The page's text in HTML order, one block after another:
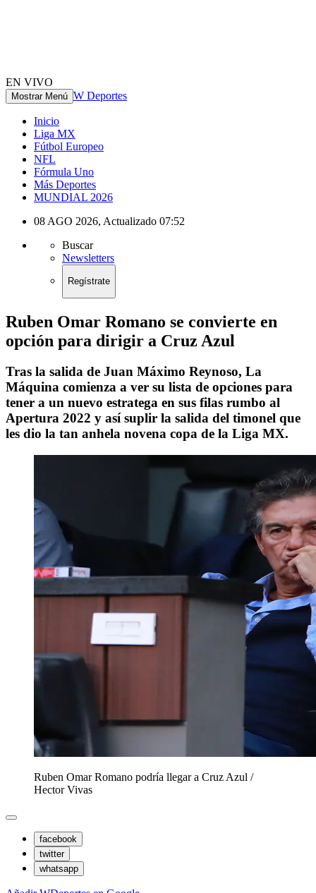
EN VIVO
Mostrar Menú W Deportes
Inicio
Liga MX
Fútbol Europeo
NFL
Fórmula Uno
Más Deportes
MUNDIAL 2026
08 AGO 2026, Actualizado 07:52
Buscar
Newsletters
Regístrate
Ruben Omar Romano se convierte en
opción para dirigir a Cruz Azul
Tras la salida de Juan Máximo Reynoso, La
Máquina comienza a ver su lista de opciones para
tener a un nuevo estratega en sus filas rumbo al
Apertura 2022 y así suplir la salida del timonel que
les dio la tan anhela novena copa de la Liga MX.
Ruben Omar Romano podría llegar a Cruz Azul /
Hector Vivas
facebook
twitter
whatsapp